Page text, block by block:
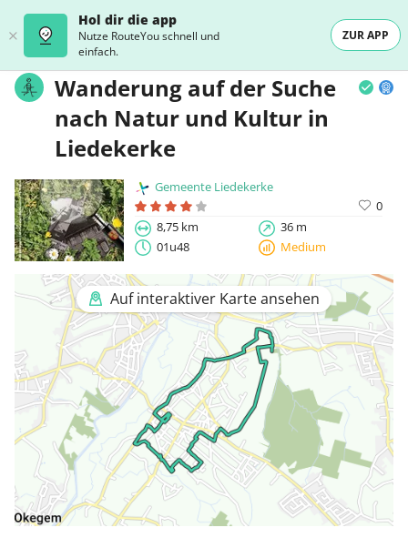
Hol dir die app
Nutze RouteYou schnell und
einfach.
ZUR APP
Wanderung auf der Suche
nach Natur und Kultur in
Liedekerke
Gemeente Liedekerke
0
8,75 km
36 m
01u48
Medium
Auf interaktiver Karte ansehen